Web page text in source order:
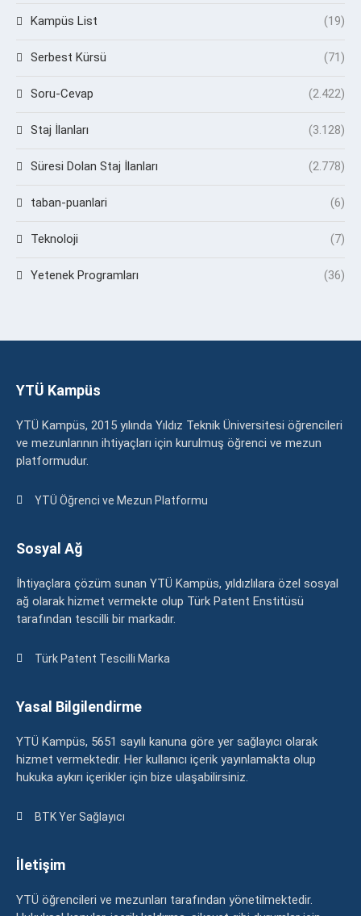
Kampüs List (19)
Serbest Kürsü (71)
Soru-Cevap (2.422)
Staj İlanları (3.128)
Süresi Dolan Staj İlanları (2.778)
taban-puanlari (6)
Teknoloji (7)
Yetenek Programları (36)
YTÜ Kampüs
YTÜ Kampüs, 2015 yılında Yıldız Teknik Üniversitesi öğrencileri
ve mezunlarının ihtiyaçları için kurulmuş öğrenci ve mezun
platformudur.
YTÜ Öğrenci ve Mezun Platformu
Sosyal Ağ
İhtiyaçlara çözüm sunan YTÜ Kampüs, yıldızlılara özel sosyal
ağ olarak hizmet vermekte olup Türk Patent Enstitüsü
tarafından tescilli bir markadır.
Türk Patent Tescilli Marka
Yasal Bilgilendirme
YTÜ Kampüs, 5651 sayılı kanuna göre yer sağlayıcı olarak
hizmet vermektedir. Her kullanıcı içerik yayınlamakta olup
hukuka aykırı içerikler için bize ulaşabilirsiniz.
BTK Yer Sağlayıcı
İletişim
YTÜ öğrencileri ve mezunları tarafından yönetilmektedir.